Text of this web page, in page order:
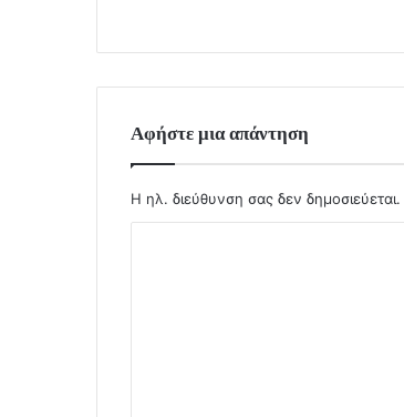
Αφήστε μια απάντηση
Η ηλ. διεύθυνση σας δεν δημοσιεύεται.